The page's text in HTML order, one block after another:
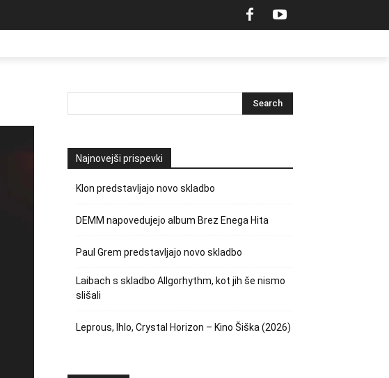
Najnovejši prispevki
Klon predstavljajo novo skladbo
DEMM napovedujejo album Brez Enega Hita
Paul Grem predstavljajo novo skladbo
Laibach s skladbo Allgorhythm, kot jih še nismo
slišali
Leprous, Ihlo, Crystal Horizon – Kino Šiška (2026)